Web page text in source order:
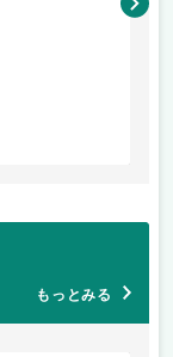
佐
もっとみる